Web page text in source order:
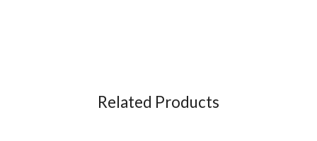
Related Products